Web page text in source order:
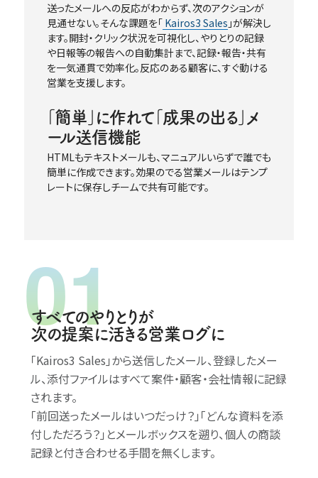
送ったメールへの反応がわからず、次のアクションが
見通せない。そんな課題を｢Kairos3 Sales ｣が解決し
ます。開封・クリック状況を可視化し、やりとりの記録
や日報等の報告への自動集計まで、記録・報告・共有
を一気通貫で効率化。反応のある顧客に、すぐ動ける
営業を支援します。
｢簡単｣に作れて｢成果の出る｣メ
ール送信機能
HTMLもテキストメールも、マニュアルいらずで誰でも
簡単に作成できます。効果のでる営業メールはテンプ
レートに保存しチームで共有可能です。
すべてのやりとりが
次の提案に活きる営業ログに
｢Kairos3 Sales｣から送信したメール、登録したメー
ル、添付ファイルはすべて案件・顧客・会社情報に記録
されます。
｢前回送ったメールはいつだっけ？｣｢どんな資料を添
付しただろう？｣とメールボックスを遡り、個人の商談
記録と付き合わせる手間を無くします。